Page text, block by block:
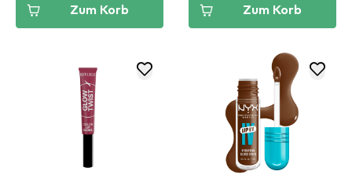
Zum Korb Zum Korb